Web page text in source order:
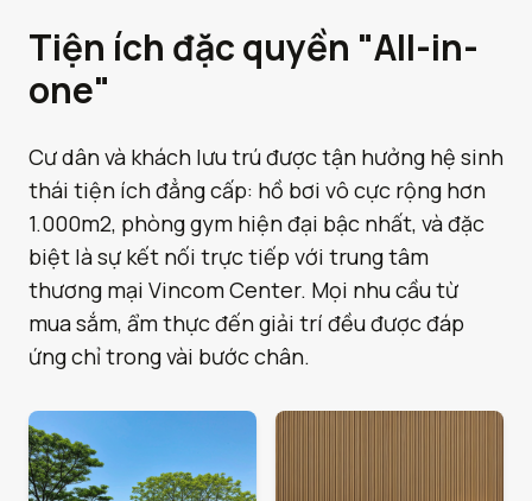
Tiện ích đặc quyền "All-in-
one"
Cư dân và khách lưu trú được tận hưởng hệ sinh
thái tiện ích đẳng cấp: hồ bơi vô cực rộng hơn
1.000m2, phòng gym hiện đại bậc nhất, và đặc
biệt là sự kết nối trực tiếp với trung tâm
thương mại Vincom Center. Mọi nhu cầu từ
mua sắm, ẩm thực đến giải trí đều được đáp
ứng chỉ trong vài bước chân.